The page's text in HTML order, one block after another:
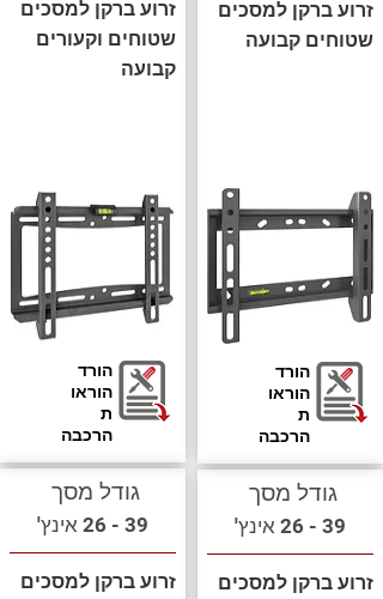
זרוע ברקן למסכים
שטוחים וקעורים
קבועה
הורד
הוראו
ת
הרכבה
גודל מסך
39 - 26 אינץ'
זרוע ברקן למסכים
זרוע ברקן למסכים
שטוחים קבועה
הורד
הוראו
ת
הרכבה
גודל מסך
39 - 26 אינץ'
זרוע ברקן למסכים